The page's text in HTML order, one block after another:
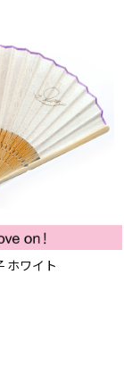
ホワイト